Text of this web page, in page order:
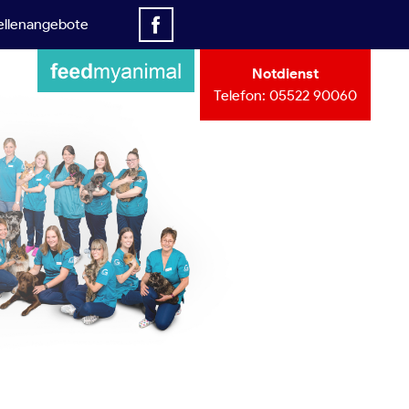
Notdienst
Telefon: 05522 90060